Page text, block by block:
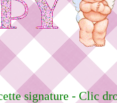
signature - Clic